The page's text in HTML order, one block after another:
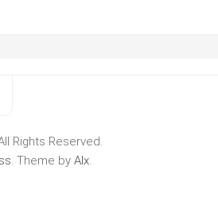
Rights Reserved.
. Theme by Alx.